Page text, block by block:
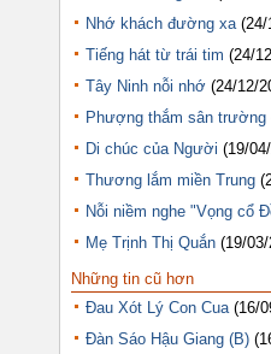
Nhớ khách đường xa (24/
Tiếng hát từ trái tim (24/
Tây Ninh nỗi nhớ (24/12/
Phượng thắm sân trường
Di chúc của Người (19/
Thương lắm miền Trung
Nỗi niềm nghe "Vọng cổ
Mẹ Trịnh Thị Quắn (19/
Những tin cũ hơn
Đau Xót Lý Con Cua (16/
Đàn Sáo Hậu Giang (B)